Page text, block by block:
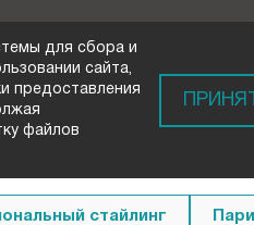
стайлинг
для сбора и
сайта,
предоставления
файлов